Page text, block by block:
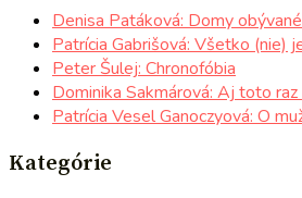
Denisa Patáková: Domy
Patrícia Gabrišová: Všetko (nie)
Peter Šulej: Chronofóbia
Dominika Sakmárová: Aj toto raz
Patrícia Vesel Ganoczyová: O
Kategórie